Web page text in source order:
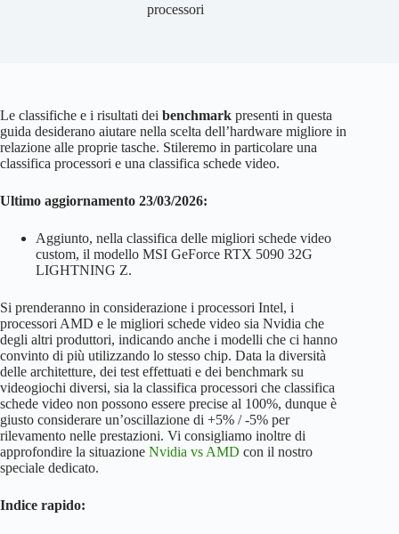
processori
Le classifiche e i risultati dei benchmark presenti in questa
guida desiderano aiutare nella scelta dell’hardware migliore in
relazione alle proprie tasche. Stileremo in particolare una
classifica processori e una classifica schede video.
Ultimo aggiornamento 23/03/2026:
Aggiunto, nella classifica delle migliori schede video
custom, il modello MSI GeForce RTX 5090 32G
LIGHTNING Z.
Si prenderanno in considerazione i processori Intel, i
processori AMD e le migliori schede video sia Nvidia che
degli altri produttori, indicando anche i modelli che ci hanno
convinto di più utilizzando lo stesso chip. Data la diversità
delle architetture, dei test effettuati e dei benchmark su
videogiochi diversi, sia la classifica processori che classifica
schede video non possono essere precise al 100%, dunque è
giusto considerare un’oscillazione di +5% / -5% per
rilevamento nelle prestazioni. Vi consigliamo inoltre di
approfondire la situazione Nvidia vs AMD con il nostro
speciale dedicato.
Indice rapido: